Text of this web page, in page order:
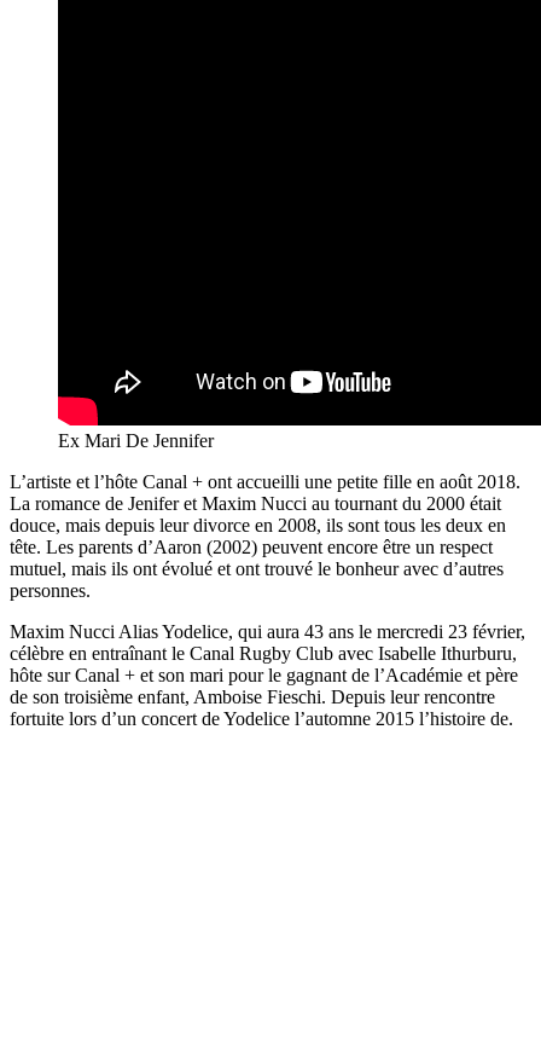
Ex Mari De Jennifer
L’artiste et l’hôte Canal + ont accueilli une petite fille en août 2018.
La romance de Jenifer et Maxim Nucci au tournant du 2000 était
douce, mais depuis leur divorce en 2008, ils sont tous les deux en
tête. Les parents d’Aaron (2002) peuvent encore être un respect
mutuel, mais ils ont évolué et ont trouvé le bonheur avec d’autres
personnes.
Maxim Nucci Alias ​​Yodelice, qui aura 43 ans le mercredi 23 février,
célèbre en entraînant le Canal Rugby Club avec Isabelle Ithurburu,
hôte sur Canal + et son mari pour le gagnant de l’Académie et père
de son troisième enfant, Amboise Fieschi. Depuis leur rencontre
fortuite lors d’un concert de Yodelice l’automne 2015 l’histoire de.